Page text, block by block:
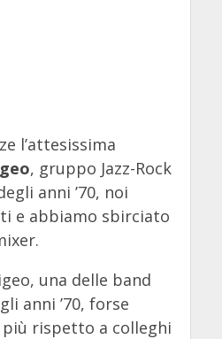
l’attesissima
, gruppo Jazz-Rock
anni ’70, noi
e abbiamo sbirciato
una delle band
anni ’70, forse
più rispetto a colleghi